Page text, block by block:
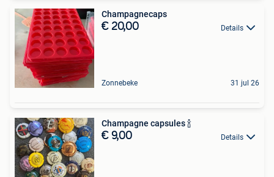
Champagnecaps
€ 20,00 Details
Zonnebeke 31 jul 26
Champagne capsules 🍾
€ 9,00 Details